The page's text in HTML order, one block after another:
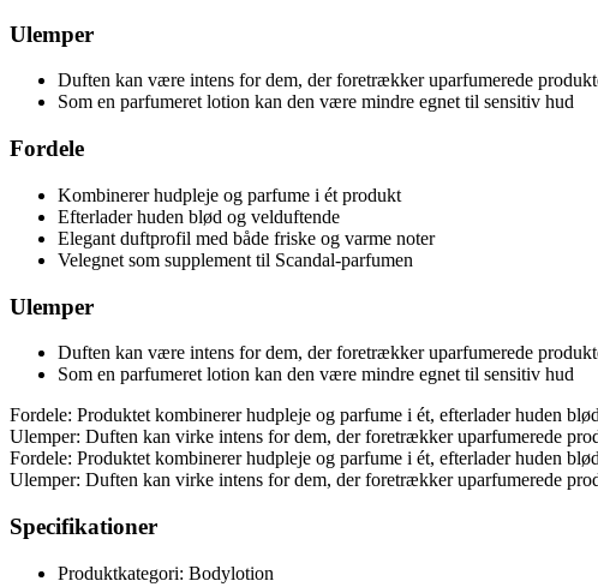
Ulemper
Duften kan være intens for dem, der foretrækker uparfumerede
Som en parfumeret lotion kan den være mindre egnet til sensitiv hud
Fordele
Kombinerer hudpleje og parfume i ét produkt
Efterlader huden blød og velduftende
Elegant duftprofil med både friske og varme noter
Velegnet som supplement til Scandal-parfumen
Ulemper
Duften kan være intens for dem, der foretrækker uparfumerede
Som en parfumeret lotion kan den være mindre egnet til sensitiv hud
Fordele: Produktet kombinerer hudpleje og parfume i ét, efterlader huden
Ulemper: Duften kan virke intens for dem, der foretrækker uparfumerede
Fordele: Produktet kombinerer hudpleje og parfume i ét, efterlader huden
Ulemper: Duften kan virke intens for dem, der foretrækker uparfumerede
Specifikationer
Produktkategori: Bodylotion